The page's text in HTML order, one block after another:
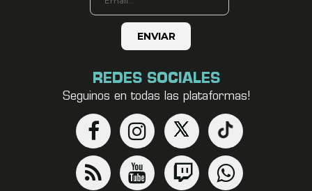
REDES SOCIALES
Seguinos en todas las plataformas!